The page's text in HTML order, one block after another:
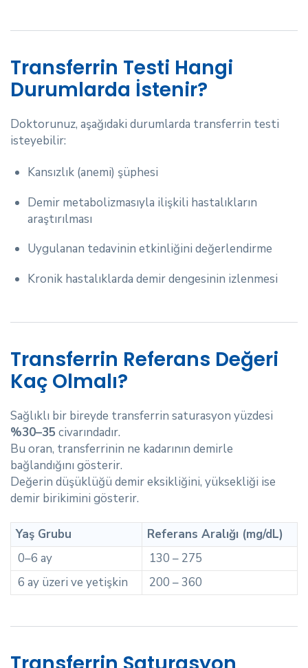
Transferrin Testi Hangi
Durumlarda İstenir?
Doktorunuz, aşağıdaki durumlarda transferrin testi
isteyebilir:
Kansızlık (anemi) şüphesi
Demir metabolizmasıyla ilişkili hastalıkların
araştırılması
Uygulanan tedavinin etkinliğini değerlendirme
Kronik hastalıklarda demir dengesinin izlenmesi
Transferrin Referans Değeri
Kaç Olmalı?
Sağlıklı bir bireyde transferrin saturasyon yüzdesi
%30–35 civarındadır.
Bu oran, transferrinin ne kadarının demirle
bağlandığını gösterir.
Değerin düşüklüğü demir eksikliğini, yüksekliği ise
demir birikimini gösterir.
Yaş Grubu
Referans Aralığı (mg/dL)
0–6 ay
130 – 275
6 ay üzeri ve yetişkin
200 – 360